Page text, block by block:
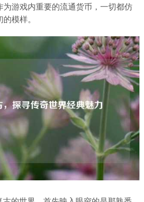
游戏内重要的流通货币，一切都仿
模样。